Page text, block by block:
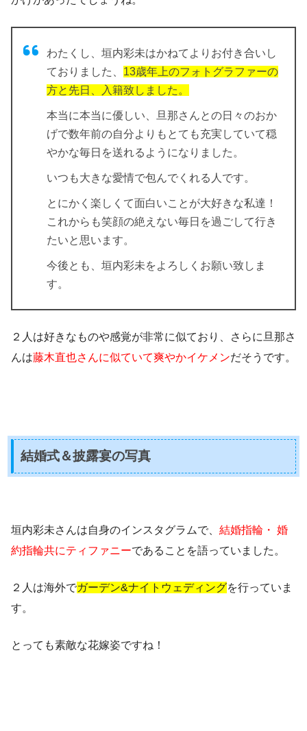
わたくし、垣内彩未はかねてよりお付き合いし
ておりました、 13歳年上のフォトグラファーの
方と先日、入籍致しました。
本当に本当に優しい、旦那さんとの日々のおか
げで数年前の自分よりもとても充実していて穏
やかな毎日を送れるようになりました。
いつも大きな愛情で包んでくれる人です。
とにかく楽しくて面白いことが大好きな私達！
これからも笑顔の絶えない毎日を過ごして行き
たいと思います。
今後とも、垣内彩未をよろしくお願い致しま
す。
２人は好きなものや感覚が非常に似ており、さらに旦那さ
んは藤木直也さんに似ていて爽やかイケメンだそうです。
結婚式＆披露宴の写真
垣内彩未さんは自身のインスタグラムで、 結婚指輪・ 婚
約指輪共にティファニーであることを語っていました。
２人は海外でガーデン&ナイトウェディングを行っていま
す。
とっても素敵な花嫁姿ですね！